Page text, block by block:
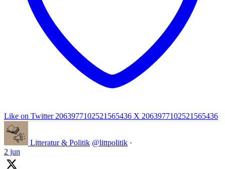
Like on Twitter 2063977102521565436 X 2063977102521565436
Litteratur & Politik @littpolitik ·
2 jun